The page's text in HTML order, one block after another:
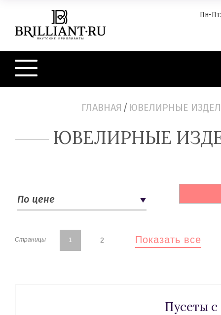
Пн-
ГЛАВНАЯ / ЮВЕЛИРНЫЕ
ЮВЕЛИРНЫЕ
По цене
Страницы 1 2 Показать все
Пусеты с